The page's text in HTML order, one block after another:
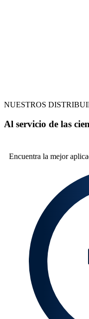
NUESTROS
Al servicio de las
Encuentra la mejor